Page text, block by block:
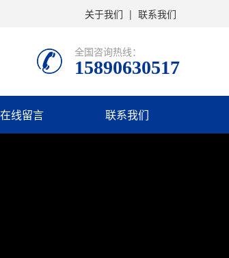
关于我们 | 联系我们
全国咨询热线：
15890630517
在线留言 联系我们